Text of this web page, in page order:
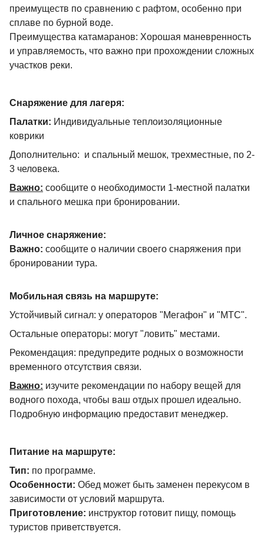
преимуществ по сравнению с рафтом, особенно при
сплаве по бурной воде.
Преимущества катамаранов: Хорошая маневренность
и управляемость, что важно при прохождении сложных
участков реки.
Снаряжение для лагеря:
Палатки: Индивидуальные теплоизоляционные
коврики
Дополнительно: и спальный мешок, трехместные, по 2-
3 человека.
Важно: сообщите о необходимости 1-местной палатки
и спального мешка при бронировании.
Личное снаряжение:
Важно: сообщите о наличии своего снаряжения при
бронировании тура.
Мобильная связь на маршруте:
Устойчивый сигнал: у операторов "Мегафон" и "МТС".
Остальные операторы: могут "ловить" местами.
Рекомендация: предупредите родных о возможности
временного отсутствия связи.
Важно: изучите рекомендации по набору вещей для
водного похода, чтобы ваш отдых прошел идеально.
Подробную информацию предоставит менеджер.
Питание на маршруте:
Тип: по программе.
Особенности: Обед может быть заменен перекусом в
зависимости от условий маршрута.
Приготовление: инструктор готовит пищу, помощь
туристов приветствуется.